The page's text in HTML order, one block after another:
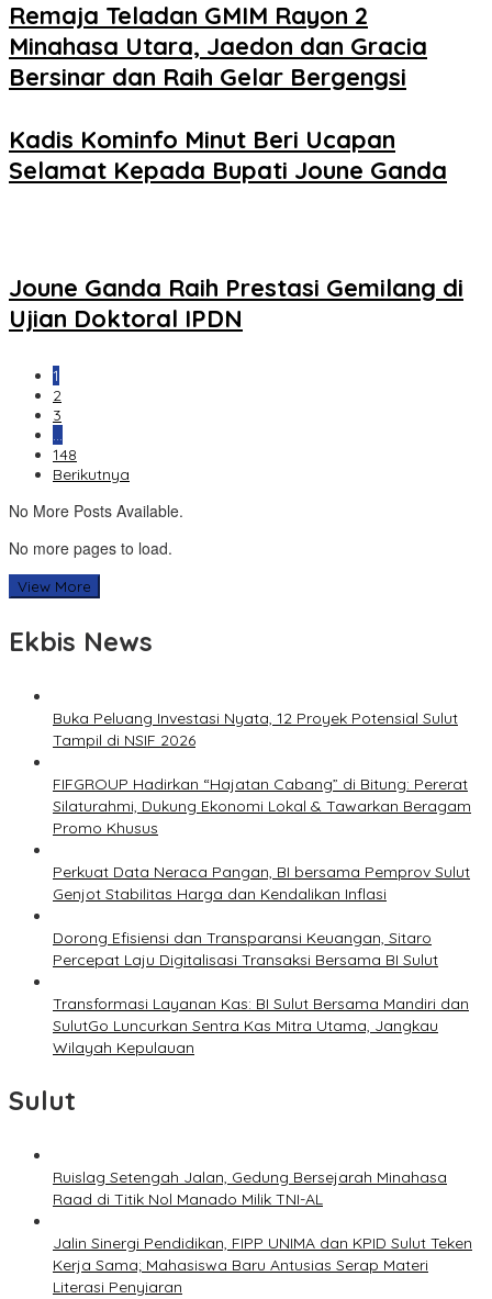
Remaja Teladan GMIM Rayon 2
Minahasa Utara, Jaedon dan Gracia
Bersinar dan Raih Gelar Bergengsi
Kadis Kominfo Minut Beri Ucapan
Selamat Kepada Bupati Joune Ganda
Joune Ganda Raih Prestasi Gemilang di
Ujian Doktoral IPDN
1
2
3
…
148
Berikutnya
No More Posts Available.
No more pages to load.
View More
Ekbis News
Buka Peluang Investasi Nyata, 12 Proyek Potensial Sulut
Tampil di NSIF 2026
FIFGROUP Hadirkan “Hajatan Cabang” di Bitung: Pererat
Silaturahmi, Dukung Ekonomi Lokal & Tawarkan Beragam
Promo Khusus
Perkuat Data Neraca Pangan, BI bersama Pemprov Sulut
Genjot Stabilitas Harga dan Kendalikan Inflasi
Dorong Efisiensi dan Transparansi Keuangan, Sitaro
Percepat Laju Digitalisasi Transaksi Bersama BI Sulut
Transformasi Layanan Kas: BI Sulut Bersama Mandiri dan
SulutGo Luncurkan Sentra Kas Mitra Utama, Jangkau
Wilayah Kepulauan
Sulut
Ruislag Setengah Jalan, Gedung Bersejarah Minahasa
Raad di Titik Nol Manado Milik TNI-AL
Jalin Sinergi Pendidikan, FIPP UNIMA dan KPID Sulut Teken
Kerja Sama; Mahasiswa Baru Antusias Serap Materi
Literasi Penyiaran